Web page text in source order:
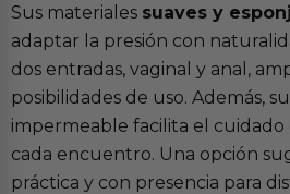
Sus materiales suaves y
adaptar la presión con
dos entradas, vaginal y anal,
posibilidades de uso. Además,
impermeable facilita el cuidado
cada encuentro. Una opción
práctica y con presencia para